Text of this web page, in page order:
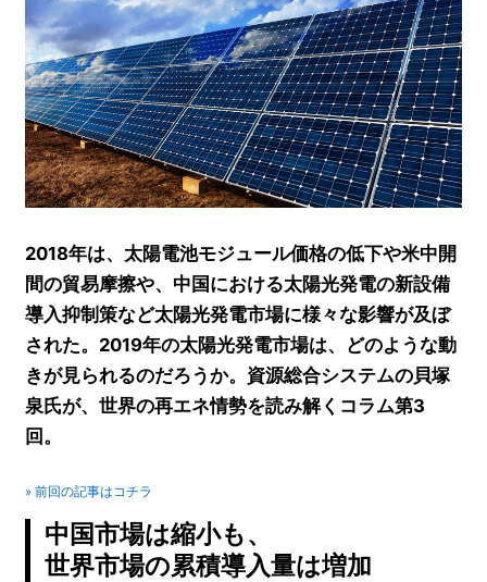
2018年は、太陽電池モジュール価格の低下や米中開
間の貿易摩擦や、中国における太陽光発電の新設備
導入抑制策など太陽光発電市場に様々な影響が及ぼ
された。2019年の太陽光発電市場は、どのような動
きが見られるのだろうか。資源総合システムの貝塚
泉氏が、世界の再エネ情勢を読み解くコラム第3
回。
» 前回の記事はコチラ
中国市場は縮小も、
世界市場の累積導入量は増加